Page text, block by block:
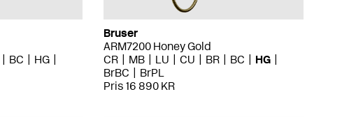
BC
HG
Bruser
ARM7200 Honey Gold
CR
MB LU CU BR BC
HG
BrBC
BrPL
Pris 16 890 KR